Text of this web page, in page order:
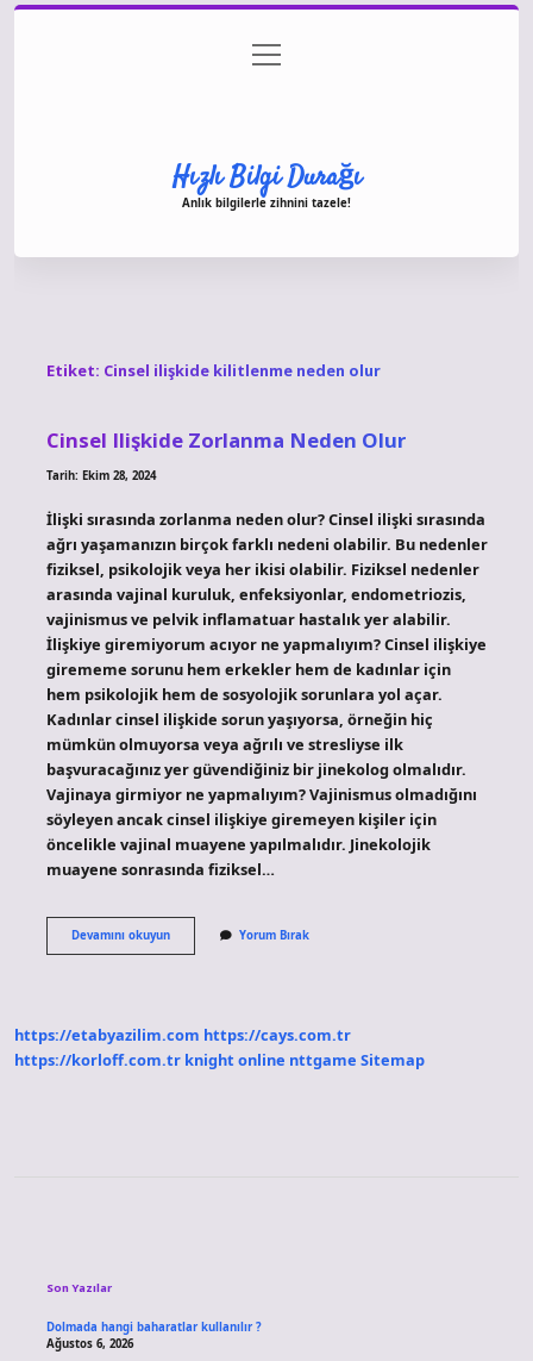
Gizlilik Politikası
menüyü
aç
Hızlı Bilgi Durağı
Anlık bilgilerle zihnini tazele!
Etiket: Cinsel ilişkide kilitlenme neden olur
Cinsel Ilişkide Zorlanma Neden Olur
Tarih: Ekim 28, 2024
İlişki sırasında zorlanma neden olur? Cinsel ilişki sırasında
ağrı yaşamanızın birçok farklı nedeni olabilir. Bu nedenler
fiziksel, psikolojik veya her ikisi olabilir. Fiziksel nedenler
arasında vajinal kuruluk, enfeksiyonlar, endometriozis,
vajinismus ve pelvik inflamatuar hastalık yer alabilir.
İlişkiye giremiyorum acıyor ne yapmalıyım? Cinsel ilişkiye
girememe sorunu hem erkekler hem de kadınlar için
hem psikolojik hem de sosyolojik sorunlara yol açar.
Kadınlar cinsel ilişkide sorun yaşıyorsa, örneğin hiç
mümkün olmuyorsa veya ağrılı ve stresliyse ilk
başvuracağınız yer güvendiğiniz bir jinekolog olmalıdır.
Vajinaya girmiyor ne yapmalıyım? Vajinismus olmadığını
söyleyen ancak cinsel ilişkiye giremeyen kişiler için
öncelikle vajinal muayene yapılmalıdır. Jinekolojik
muayene sonrasında fiziksel…
Devamını okuyunCinsel
Ilişkide
Yorum Bırak
https://etabyazilim.com https://cays.com.tr
https://korloff.com.tr knight online nttgame Sitemap
Son Yazılar
Dolmada hangi baharatlar kullanılır ?
Ağustos 6, 2026